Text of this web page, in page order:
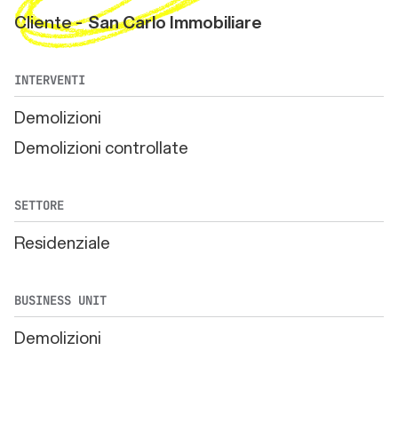
Cliente - San Carlo Immobiliare
INTERVENTI
Demolizioni
Demolizioni controllate
SETTORE
Residenziale
BUSINESS UNIT
Demolizioni